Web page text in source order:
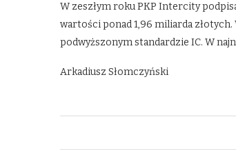
W zeszłym roku PKP Intercity
wartości ponad 1,96 miliarda złotych.
podwyższonym standardzie IC. W
Arkadiusz Słomczyński